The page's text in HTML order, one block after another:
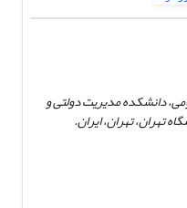
دانشکده مدیریت دولتی و
تهران، تهران، ایران.